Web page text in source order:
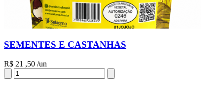
SEMENTES E CASTANHAS
R$ 21 ,50 /un